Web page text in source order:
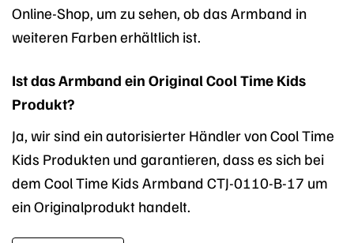
Online-Shop, um zu sehen, ob das Armband in
weiteren Farben erhältlich ist.
Ist das Armband ein Original Cool Time Kids
Produkt?
Ja, wir sind ein autorisierter Händler von Cool Time
Kids Produkten und garantieren, dass es sich bei
dem Cool Time Kids Armband CTJ-0110-B-17 um
ein Originalprodukt handelt.